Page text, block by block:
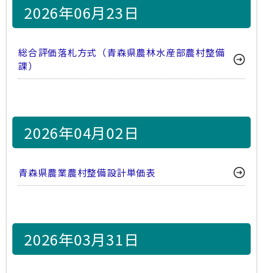
2026年06月23日
総合評価落札方式（青森県農林水産部農村整備
課）
2026年04月02日
青森県農業農村整備設計単価表
2026年03月31日